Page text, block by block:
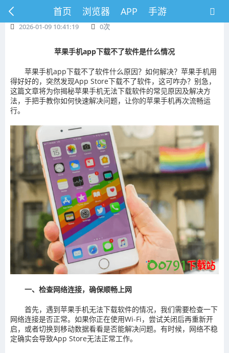
首页 浏览器 APP 手游
2026-01-09 10:41:19 0次
苹果手机app下载不了软件是什么情况
苹果手机app下载不了软件什么原因？如何解决？苹果手机用
得好好的，突然发现App Store下载不了软件，这可咋办？别急，
这篇文章将为你揭秘苹果手机无法下载软件的常见原因及解决方
法，手把手教你如何快速解决问题，让你的苹果手机再次流畅运
行。
一、检查网络连接，确保顺畅上网
首先，遇到苹果手机无法下载软件的情况，我们需要检查一下
网络连接是否正常。如果你正在使用Wi-Fi，尝试关闭后再重新开
启，或者切换到移动数据看看是否能解决问题。有时候，网络不稳
定确实会导致App Store无法正常工作。